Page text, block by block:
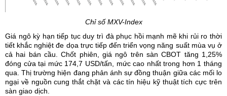
Chỉ số MXV-Index
Giá ngôkỳ hạn tiếp tục duy trì đà phục hồi mạnh mẽ khi rủi ro thời
tiết khắc nghiệt đe dọa trực tiếp đến triển vọng năng suất mùa vụ ở
cả hai bán cầu. Chốt phiên, giá ngô trên sàn CBOT tăng 1,25%
đóng cửa tại mức 174,7 USD/tấn, mức cao nhất trong hơn 1 tháng
qua. Thị trường hiện đang phản ánh sự đồng thuận giữa các mối lo
ngại về nguồn cung thắt chặt và các tín hiệu kỹ thuật tích cực trên
sàn giao dịch.